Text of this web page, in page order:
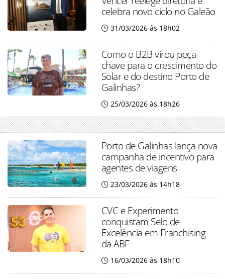
celebra novo ciclo no Galeão
31/03/2026 às 18h02
Como o B2B virou peça-
chave para o crescimento do
Solar e do destino Porto de
Galinhas?
25/03/2026 às 18h26
Porto de Galinhas lança nova
campanha de incentivo para
agentes de viagens
23/03/2026 às 14h18
CVC e Experimento
conquistam Selo de
Excelência em Franchising
da ABF
16/03/2026 às 18h10